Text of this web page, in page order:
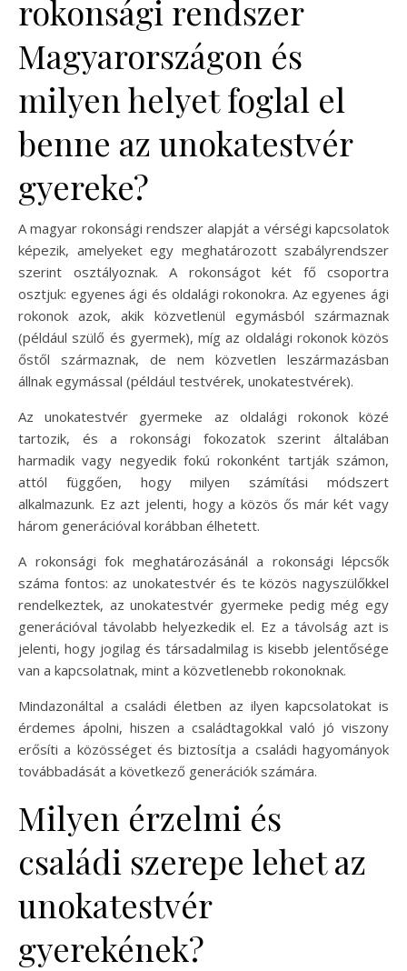
rokonsági rendszer
Magyarországon és
milyen helyet foglal el
benne az unokatestvér
gyereke?
A magyar rokonsági rendszer alapját a vérségi kapcsolatok
képezik, amelyeket egy meghatározott szabályrendszer
szerint osztályoznak. A rokonságot két fő csoportra
osztjuk: egyenes ági és oldalági rokonokra. Az egyenes ági
rokonok azok, akik közvetlenül egymásból származnak
(például szülő és gyermek), míg az oldalági rokonok közös
őstől származnak, de nem közvetlen leszármazásban
állnak egymással (például testvérek, unokatestvérek).
Az unokatestvér gyermeke az oldalági rokonok közé
tartozik, és a rokonsági fokozatok szerint általában
harmadik vagy negyedik fokú rokonként tartják számon,
attól függően, hogy milyen számítási módszert
alkalmazunk. Ez azt jelenti, hogy a közös ős már két vagy
három generációval korábban élhetett.
A rokonsági fok meghatározásánál a rokonsági lépcsők
száma fontos: az unokatestvér és te közös nagyszülőkkel
rendelkeztek, az unokatestvér gyermeke pedig még egy
generációval távolabb helyezkedik el. Ez a távolság azt is
jelenti, hogy jogilag és társadalmilag is kisebb jelentősége
van a kapcsolatnak, mint a közvetlenebb rokonoknak.
Mindazonáltal a családi életben az ilyen kapcsolatokat is
érdemes ápolni, hiszen a családtagokkal való jó viszony
erősíti a közösséget és biztosítja a családi hagyományok
továbbadását a következő generációk számára.
Milyen érzelmi és
családi szerepe lehet az
unokatestvér
gyerekének?